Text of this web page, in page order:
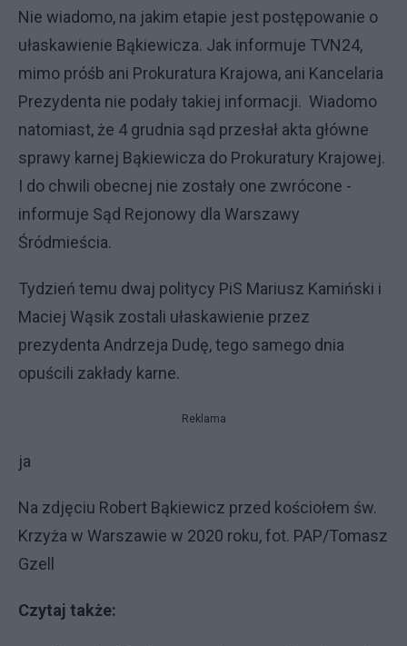
Nie wiadomo, na jakim etapie jest postępowanie o
ułaskawienie Bąkiewicza. Jak informuje TVN24,
mimo próśb ani Prokuratura Krajowa, ani Kancelaria
Prezydenta nie podały takiej informacji. Wiadomo
natomiast, że 4 grudnia sąd przesłał akta główne
sprawy karnej Bąkiewicza do Prokuratury Krajowej.
I do chwili obecnej nie zostały one zwrócone -
informuje Sąd Rejonowy dla Warszawy
Śródmieścia.
Tydzień temu dwaj politycy PiS Mariusz Kamiński i
Maciej Wąsik zostali ułaskawienie przez
prezydenta Andrzeja Dudę, tego samego dnia
opuścili zakłady karne.
Reklama
ja
Na zdjęciu Robert Bąkiewicz przed kościołem św.
Krzyża w Warszawie w 2020 roku, fot. PAP/Tomasz
Gzell
Czytaj także: